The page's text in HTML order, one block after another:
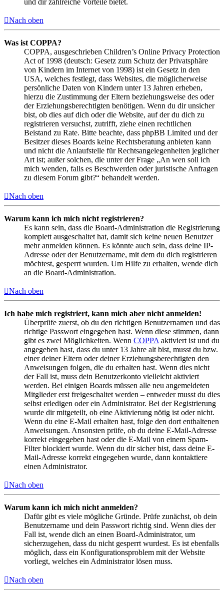
Nach oben
Was ist COPPA?
COPPA, ausgeschrieben Children’s Online Privacy Protection
Act of 1998 (deutsch: Gesetz zum Schutz der Privatsphäre
von Kindern im Internet von 1998) ist ein Gesetz in den
USA, welches festlegt, dass Websites, die möglicherweise
persönliche Daten von Kindern unter 13 Jahren erheben,
hierzu die Zustimmung der Eltern beziehungsweise des oder
der Erziehungsberechtigten benötigen. Wenn du dir unsicher
bist, ob dies auf dich oder die Website, auf der du dich zu
registrieren versuchst, zutrifft, ziehe einen rechtlichen
Beistand zu Rate. Bitte beachte, dass phpBB Limited und der
Besitzer dieses Boards keine Rechtsberatung anbieten kann
und nicht die Anlaufstelle für Rechtsangelegenheiten jeglicher
Art ist; außer solchen, die unter der Frage „An wen soll ich
mich wenden, falls es Beschwerden oder juristische Anfragen
zu diesem Forum gibt?“ behandelt werden.
Nach oben
Warum kann ich mich nicht registrieren?
Es kann sein, dass die Board-Administration die Registrierung
komplett ausgeschaltet hat, damit sich keine neuen Benutzer
mehr anmelden können. Es könnte auch sein, dass deine IP-
Adresse oder der Benutzername, mit dem du dich registrieren
möchtest, gesperrt wurden. Um Hilfe zu erhalten, wende dich
an die Board-Administration.
Nach oben
Ich habe mich registriert, kann mich aber nicht anmelden!
Überprüfe zuerst, ob du den richtigen Benutzernamen und das
richtige Passwort eingegeben hast. Wenn diese stimmen, dann
gibt es zwei Möglichkeiten. Wenn COPPA aktiviert ist und du
angegeben hast, dass du unter 13 Jahre alt bist, musst du bzw.
einer deiner Eltern oder deiner Erziehungsberechtigten den
Anweisungen folgen, die du erhalten hast. Wenn dies nicht
der Fall ist, muss dein Benutzerkonto vielleicht aktiviert
werden. Bei einigen Boards müssen alle neu angemeldeten
Mitglieder erst freigeschaltet werden – entweder musst du dies
selbst erledigen oder ein Administrator. Bei der Registrierung
wurde dir mitgeteilt, ob eine Aktivierung nötig ist oder nicht.
Wenn du eine E-Mail erhalten hast, folge den dort enthaltenen
Anweisungen. Ansonsten prüfe, ob du deine E-Mail-Adresse
korrekt eingegeben hast oder die E-Mail von einem Spam-
Filter blockiert wurde. Wenn du dir sicher bist, dass deine E-
Mail-Adresse korrekt eingegeben wurde, dann kontaktiere
einen Administrator.
Nach oben
Warum kann ich mich nicht anmelden?
Dafür gibt es viele mögliche Gründe. Prüfe zunächst, ob dein
Benutzername und dein Passwort richtig sind. Wenn dies der
Fall ist, wende dich an einen Board-Administrator, um
sicherzugehen, dass du nicht gesperrt wurdest. Es ist ebenfalls
möglich, dass ein Konfigurationsproblem mit der Website
vorliegt, welches ein Administrator lösen muss.
Nach oben